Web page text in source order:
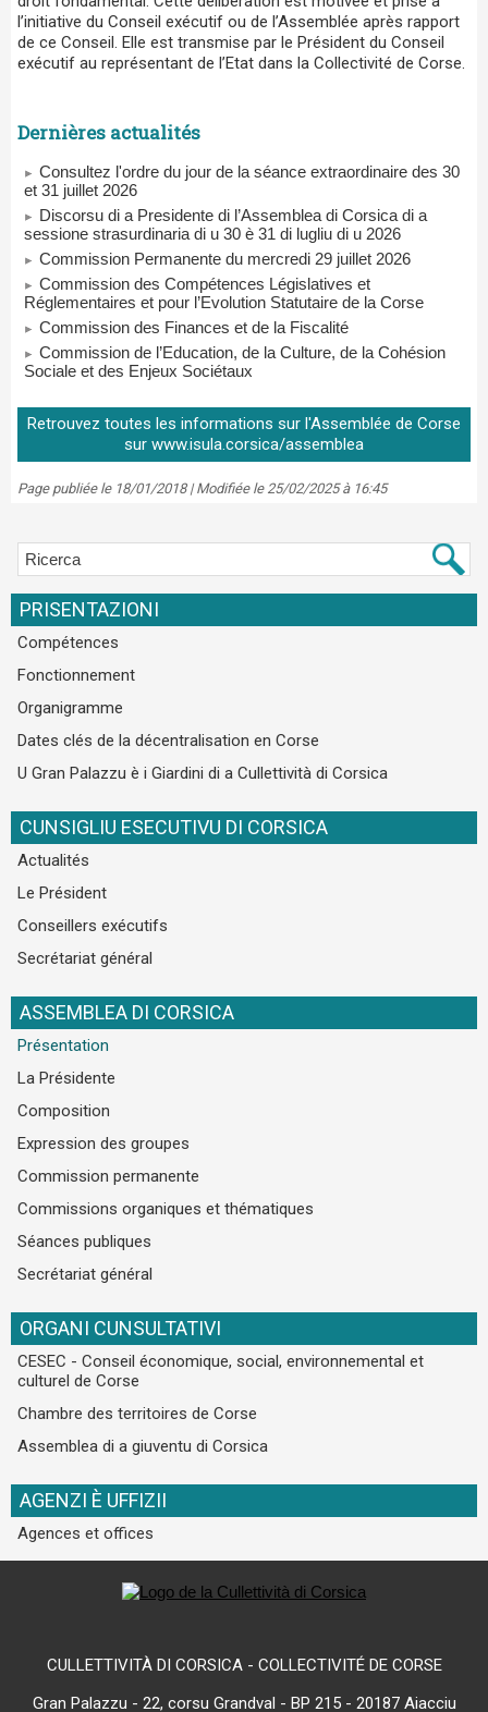
l’initiative du Conseil exécutif ou de l’Assemblée après rapport
de ce Conseil. Elle est transmise par le Président du Conseil
exécutif au représentant de l’Etat dans la Collectivité de Corse.
Dernières actualités
Retrouvez toutes les informations sur l'Assemblée de Corse
sur www.isula.corsica/assemblea
Page publiée le 18/01/2018 | Modifiée le 25/02/2025 à 16:45
PRISENTAZIONI
Compétences
Fonctionnement
Organigramme
Dates clés de la décentralisation en Corse
U Gran Palazzu è i Giardini di a Cullettività di Corsica
CUNSIGLIU ESECUTIVU DI CORSICA
Actualités
Le Président
Conseillers exécutifs
Secrétariat général
ASSEMBLEA DI CORSICA
Présentation
La Présidente
Composition
Expression des groupes
Commission permanente
Commissions organiques et thématiques
Séances publiques
Secrétariat général
ORGANI CUNSULTATIVI
CESEC - Conseil économique, social, environnemental et
culturel de Corse
Chambre des territoires de Corse
Assemblea di a giuventu di Corsica
AGENZI È UFFIZII
Agences et offices
CULLETTIVITÀ DI CORSICA - COLLECTIVITÉ DE CORSE
Gran Palazzu - 22, corsu Grandval - BP 215 - 20187 Aiacciu